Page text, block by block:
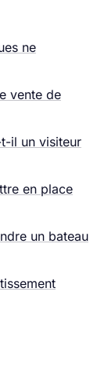
ne
vente de
il un visiteur
en place
un bateau